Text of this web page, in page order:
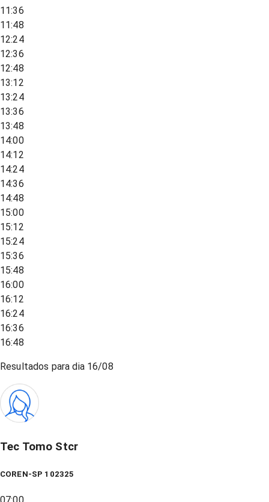
11:36
11:48
12:24
12:36
12:48
13:12
13:24
13:36
13:48
14:00
14:12
14:24
14:36
14:48
15:00
15:12
15:24
15:36
15:48
16:00
16:12
16:24
16:36
16:48
Resultados para dia 16/08
Tec Tomo Stcr
COREN-SP 102325